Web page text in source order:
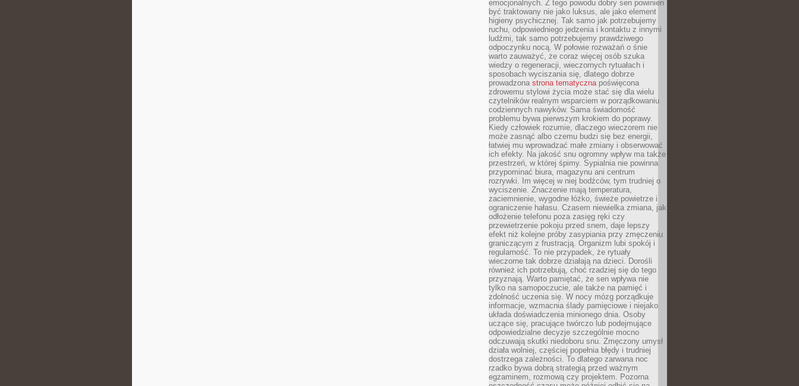
emocjonalnych. Z tego powodu dobry sen powinien
być traktowany nie jako luksus, ale jako element
higieny psychicznej. Tak samo jak potrzebujemy
ruchu, odpowiedniego jedzenia i kontaktu z innymi
ludźmi, tak samo potrzebujemy prawdziwego
odpoczynku nocą. W połowie rozważań o śnie
warto zauważyć, że coraz więcej osób szuka
wiedzy o regeneracji, wieczornych rytuałach i
sposobach wyciszania się, dlatego dobrze
prowadzona strona tematycznapoświęcona
zdrowemu stylowi życia może stać się dla wielu
czytelników realnym wsparciem w porządkowaniu
codziennych nawyków. Sama świadomość
problemu bywa pierwszym krokiem do poprawy.
Kiedy człowiek rozumie, dlaczego wieczorem nie
może zasnąć albo czemu budzi się bez energii,
łatwiej mu wprowadzać małe zmiany i obserwować
ich efekty. Na jakość snu ogromny wpływ ma także
przestrzeń, w której śpimy. Sypialnia nie powinna
przypominać biura, magazynu ani centrum
rozrywki. Im więcej w niej bodźców, tym trudniej o
wyciszenie. Znaczenie mają temperatura,
zaciemnienie, wygodne łóżko, świeże powietrze i
ograniczenie hałasu. Czasem niewielka zmiana, jak
odłożenie telefonu poza zasięg ręki czy
przewietrzenie pokoju przed snem, daje lepszy
efekt niż kolejne próby zasypiania przy zmęczeniu
graniczącym z frustracją. Organizm lubi spokój i
regularność. To nie przypadek, że rytuały
wieczorne tak dobrze działają na dzieci. Dorośli
również ich potrzebują, choć rzadziej się do tego
przyznają. Warto pamiętać, że sen wpływa nie
tylko na samopoczucie, ale także na pamięć i
zdolność uczenia się. W nocy mózg porządkuje
informacje, wzmacnia ślady pamięciowe i niejako
układa doświadczenia minionego dnia. Osoby
uczące się, pracujące twórczo lub podejmujące
odpowiedzialne decyzje szczególnie mocno
odczuwają skutki niedoboru snu. Zmęczony umysł
działa wolniej, częściej popełnia błędy i trudniej
dostrzega zależności. To dlatego zarwana noc
rzadko bywa dobrą strategią przed ważnym
egzaminem, rozmową czy projektem. Pozorna